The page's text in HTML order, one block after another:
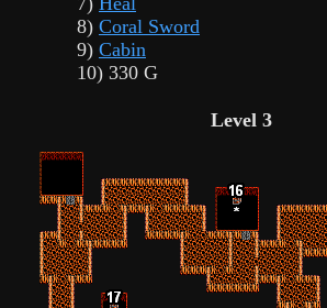
8) Coral Sword
9) Cabin
10) 330 G
Level 3